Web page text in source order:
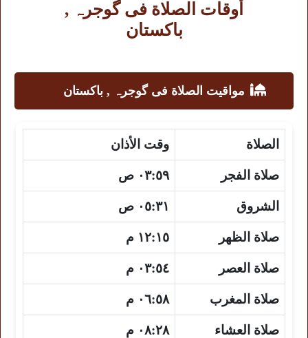
أوقات الصلاة فى گوجرہ ,
باكستان
مواقيت الصلاة فى گوجرہ , باكستان
الصلاة وقت الأذان
صلاة الفجر ٠٣:٥٩ ص
الشروق ٠٥:٣١ ص
صلاة الظهر ١٢:١٥ م
صلاة العصر ٠٣:٥٤ م
صلاة المغرب ٠٦:٥٨ م
صلاة العشاء ٠٨:٢٨ م